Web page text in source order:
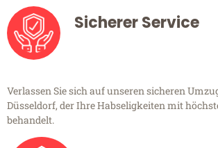
Sicherer Service
Verlassen Sie sich auf unseren sicheren
Düsseldorf, der Ihre Habseligkeiten mit
behandelt.